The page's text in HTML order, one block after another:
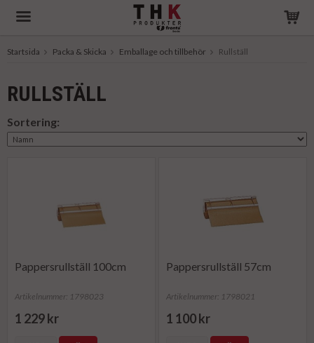
Startsida Packa & Skicka Emballage och tillbehör Rullställ
RULLSTÄLL
Sortering:
Pappersrullställ 100cm
Artikelnummer: 1798023
1 229 kr
Pappersrullställ 57cm
Artikelnummer: 1798021
1 100 kr